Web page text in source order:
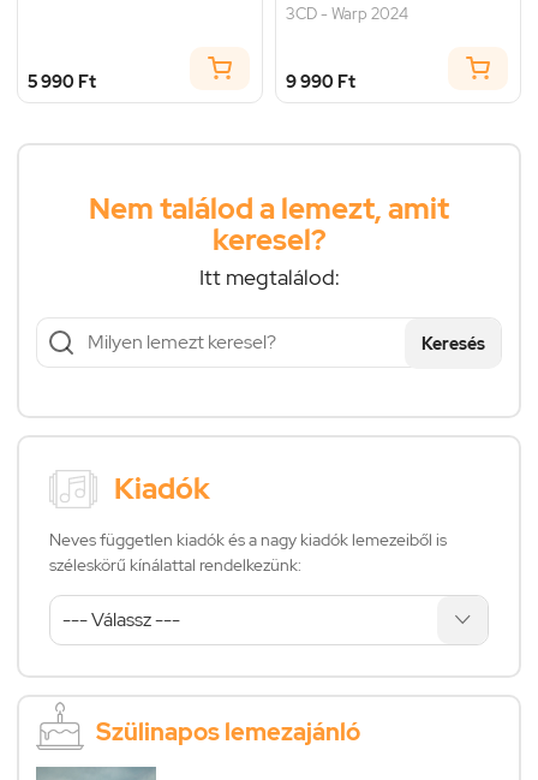
5 990 Ft
3CD - Warp 2024
9 990 Ft
Nem találod a lemezt, amit
keresel?
Itt megtalálod:
Keresés
Kiadók
Neves független kiadók és a nagy kiadók lemezeiből is
széleskörű kínálattal rendelkezünk:
Szülinapos lemezajánló